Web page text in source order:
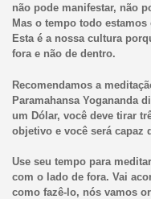
não pode manifestar, não
Mas o tempo todo
Esta é a nossa cultura
fora e não de dentro.
Recomendamos a
Paramahansa Yogananda
um Dólar, você deve tirar
objetivo e você será capaz
Use seu tempo para
com o lado de fora. Vai
como fazê-lo, nós vamos